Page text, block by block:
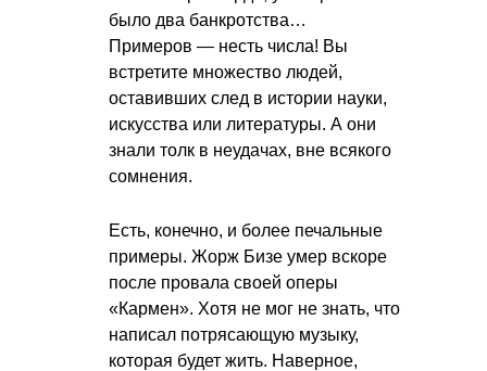
было два банкротства…
Примеров — несть числа! Вы
встретите множество людей,
оставивших след в истории науки,
искусства или литературы. А они
знали толк в неудачах, вне всякого
сомнения.
Есть, конечно, и более печальные
примеры. Жорж Бизе умер вскоре
после провала своей оперы
«Кармен». Хотя не мог не знать, что
написал потрясающую музыку,
которая будет жить. Наверное,